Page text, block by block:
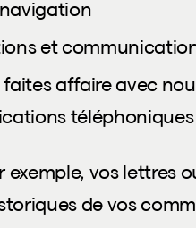
et
faites affaire avec
vos lettres
de vos